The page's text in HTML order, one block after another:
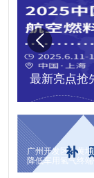
最新亮点抢
广州开发区、黄
降低车用氢气终